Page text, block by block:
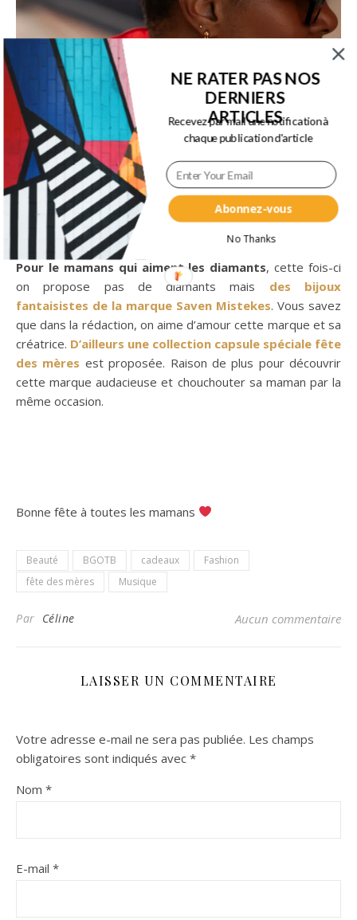
Pour le mamans qui aiment les diamants, cette fois-ci
on propose pas de diamants mais des bijoux
fantaisistes de la marque Saven Mistekes. Vous savez
que dans la rédaction, on aime d’amour cette marque et sa
créatrice. D’ailleurs une collection capsule spéciale fête
des mères est proposée. Raison de plus pour découvrir
cette marque audacieuse et chouchouter sa maman par la
même occasion.
Bonne fête à toutes les mamans
Beauté BGOTB cadeaux
Fashion
fête des mères
Musique
Par Céline Aucun commentaire
LAISSER UN COMMENTAIRE
Votre adresse e-mail ne sera pas publiée. Les champs
obligatoires sont indiqués avec *
Nom *
E-mail *
Abonnez-vous
NE RATER PAS NOS
DERNIERS
ARTICLES
Recevez par mail une notification à
chaque publication d'article
No Thanks